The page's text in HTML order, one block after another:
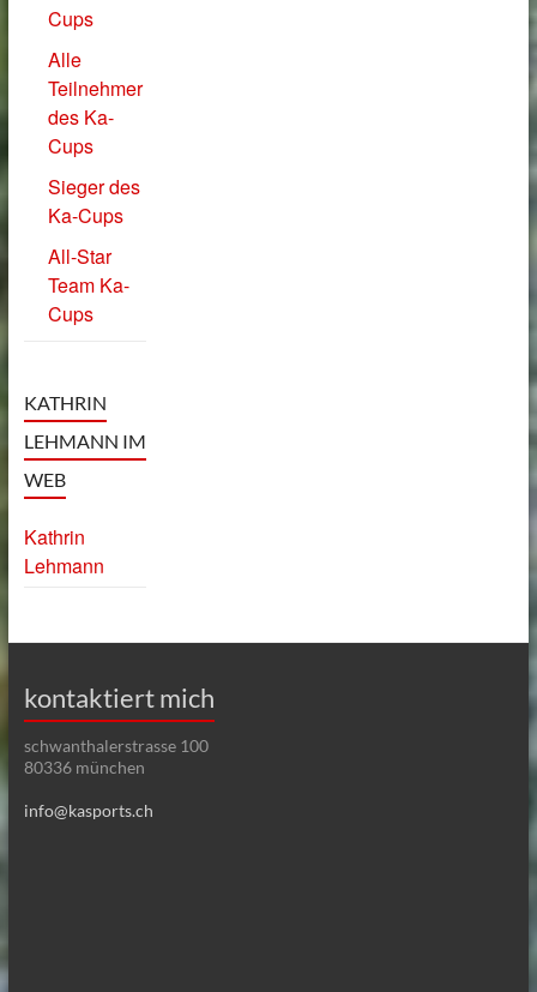
Cups
Alle
Teilnehmer
des Ka-
Cups
Sieger des
Ka-Cups
All-Star
Team Ka-
Cups
KATHRIN
LEHMANN IM
WEB
Kathrin
Lehmann
kontaktiert mich
schwanthalerstrasse 100
80336 münchen
info@kasports.ch